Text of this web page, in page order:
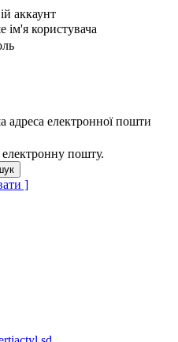
аккаунт
ім'я користувача
адреса електронної пошти
пошту.
]